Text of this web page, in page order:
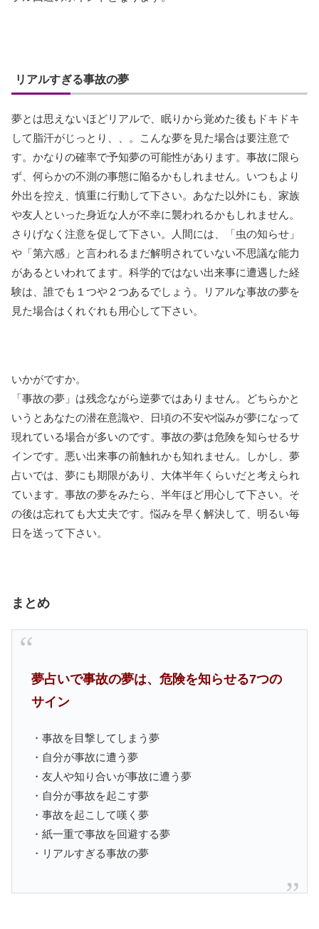
リアルすぎる事故の夢
夢とは思えないほどリアルで、眠りから覚めた後もドキドキ
して脂汗がじっとり、、。こんな夢を見た場合は要注意で
す。かなりの確率で予知夢の可能性があります。事故に限ら
ず、何らかの不測の事態に陥るかもしれません。いつもより
外出を控え、慎重に行動して下さい。あなた以外にも、家族
や友人といった身近な人が不幸に襲われるかもしれません。
さりげなく注意を促して下さい。人間には、「虫の知らせ」
や「第六感」と言われるまだ解明されていない不思議な能力
があるといわれてます。科学的ではない出来事に遭遇した経
験は、誰でも１つや２つあるでしょう。リアルな事故の夢を
見た場合はくれぐれも用心して下さい。
いかがですか。
「事故の夢」は残念ながら逆夢ではありません。どちらかと
いうとあなたの潜在意識や、日頃の不安や悩みが夢になって
現れている場合が多いのです。事故の夢は危険を知らせるサ
インです。悪い出来事の前触れかも知れません。しかし、夢
占いでは、夢にも期限があり、大体半年くらいだと考えられ
ています。事故の夢をみたら、半年ほど用心して下さい。そ
の後は忘れても大丈夫です。悩みを早く解決して、明るい毎
日を送って下さい。
まとめ
夢占いで事故の夢は、危険を知らせる7つの
サイン
・事故を目撃してしまう夢
・自分が事故に遭う夢
・友人や知り合いが事故に遭う夢
・自分が事故を起こす夢
・事故を起こして嘆く夢
・紙一重で事故を回避する夢
・リアルすぎる事故の夢